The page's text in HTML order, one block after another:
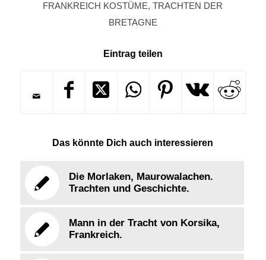
FRANKREICH KOSTÜME,TRACHTEN DER
BRETAGNE
Eintrag teilen
Das könnte Dich auch interessieren
Die Morlaken, Maurowalachen.
Trachten und Geschichte.
Mann in der Tracht von Korsika,
Frankreich.